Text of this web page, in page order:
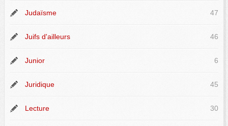
Judaïsme 47
Juifs d'ailleurs 46
Junior 6
Juridique 45
Lecture 30